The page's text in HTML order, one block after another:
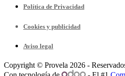
Política de Privacidad
Cookies y publicidad
Aviso legal
Copyright © Provela 2026 -